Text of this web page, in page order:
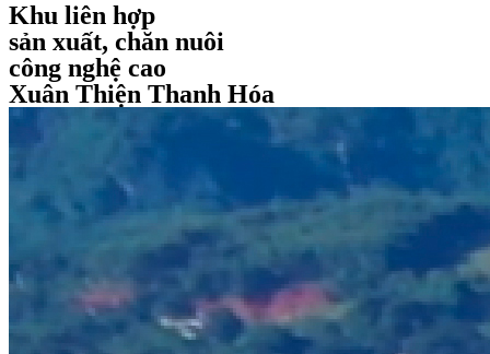
Khu liên hợp
sản xuất, chăn nuôi
công nghệ cao
Xuân Thiện Thanh Hóa